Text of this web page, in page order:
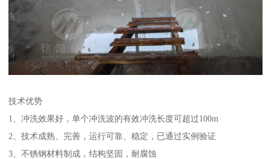
技术优势
1、冲洗效果好，单个冲洗波的有效冲洗长度可超过100m
2、技术成熟、完善，运行可靠、稳定，已通过实例验证
3、不锈钢材料制成，结构坚固，耐腐蚀